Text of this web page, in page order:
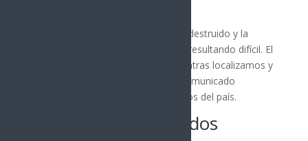
«El avión está casi completamente destruido y la
identificación de los fallecidos está resultando difícil. El
proceso está tomando tiempo mientras localizamos y
recuperamos los restos», dijo un comunicado
publicado por el cuerpo de bomberos del país.
Qué se sabe de los dos